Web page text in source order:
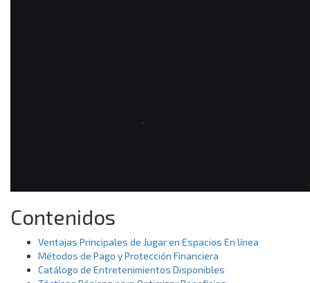
Contenidos
Ventajas Principales de Jugar en Espacios En línea
Métodos de Pago y Protección Financiera
Catálogo de Entretenimientos Disponibles